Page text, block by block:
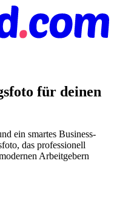
für deinen
ein smartes Business-
das professionell
Arbeitgebern